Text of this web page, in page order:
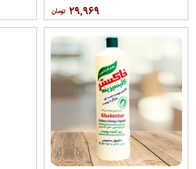
۲۹,۹۶۹